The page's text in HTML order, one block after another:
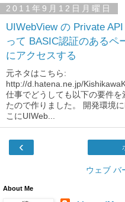
2011年9月12日月曜日
UIWebView の Private
って BASIC認証のあるペ
にアクセスする
元ネタはこちら:
http://d.hatena.ne.jp/
仕事でどうしても以下の要件
たので作りました。 開発環境
こにUIWeb...
‹
ウェブ バ
About Me